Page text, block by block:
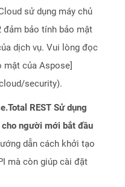
sử dụng máy chủ
đảm bảo tính bảo mật
dịch vụ. Vui lòng đọc
mật của Aspose]
security).
REST Sử dụng
người mới bắt đầu
dẫn cách khởi tạo
mà còn giúp cài đặt